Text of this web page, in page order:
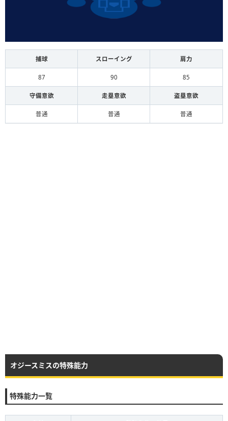
捕球 スローイング 肩力
87 90 85
守備意欲 走塁意欲 盗塁意欲
普通 普通 普通
オジースミスの特殊能力
特殊能力一覧